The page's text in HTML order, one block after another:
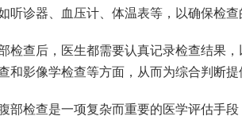
听诊器、血压计、体温表等，以确保检查
检查后，医生都需要认真记录检查结果
和影像学检查等方面，从而为综合判断提
部检查是一项复杂而重要的医学评估手